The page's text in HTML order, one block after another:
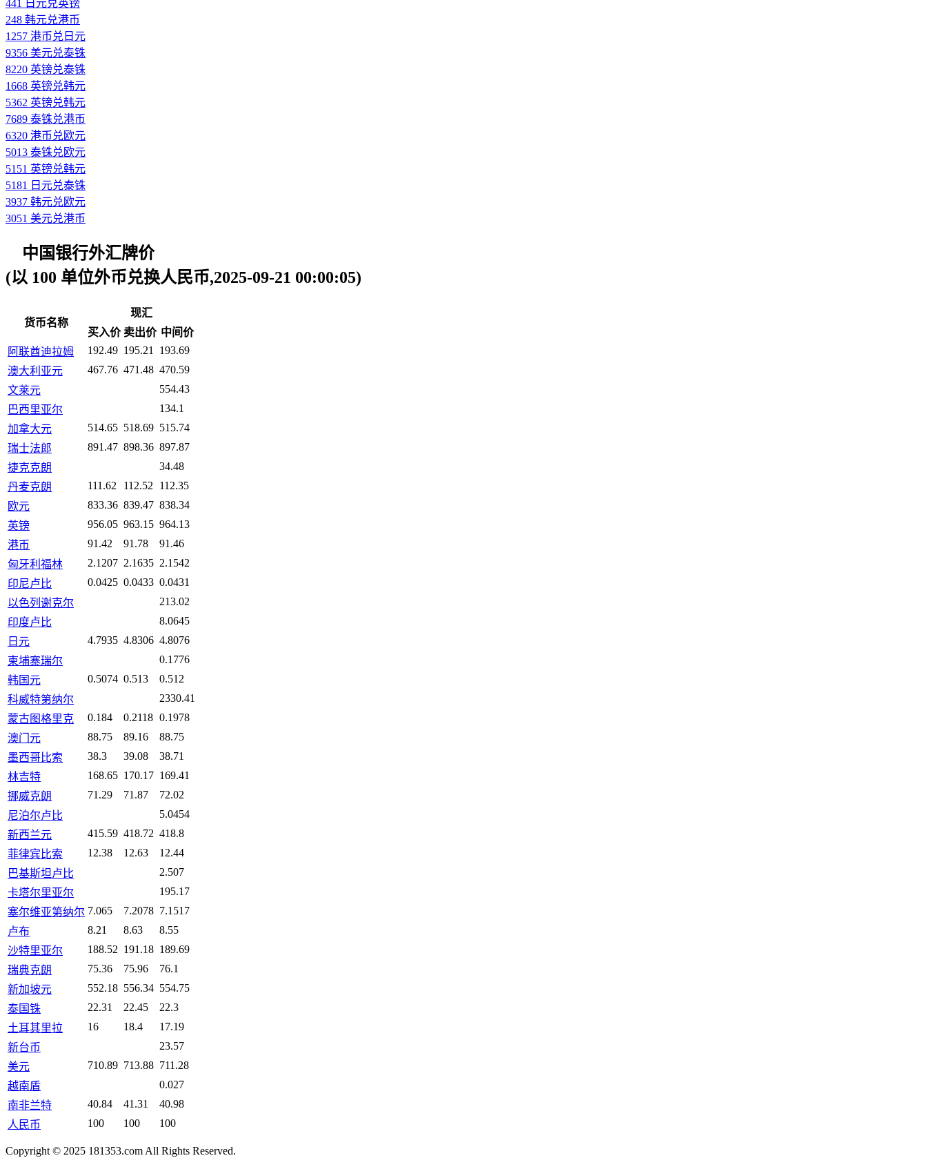
441 日元兑英镑
248 韩元兑港币
1257 港币兑日元
9356 美元兑泰铢
8220 英镑兑泰铢
1668 英镑兑韩元
5362 英镑兑韩元
7689 泰铢兑港币
6320 港币兑欧元
5013 泰铢兑欧元
5151 英镑兑韩元
5181 日元兑泰铢
3937 韩元兑欧元
3051 美元兑港币
中国银行外汇牌价
(以 100 单位外币兑换人民币,2025-09-21 00:00:05)
货币名称
现汇
买入价 卖出价 中间价
阿联酋迪拉姆
192.49 195.21
193.69
澳大利亚元
467.76 471.48 470.59
文莱元
554.43
巴西里亚尔
134.1
加拿大元
514.65 518.69 515.74
瑞士法郎
891.47 898.36 897.87
捷克克朗
34.48
丹麦克朗
111.62 112.52
112.35
欧元
833.36 839.47 838.34
英镑
956.05 963.15 964.13
港币
91.42 91.78
91.46
匈牙利福林
2.1207 2.1635 2.1542
印尼卢比
0.0425 0.0433 0.0431
以色列谢克尔
213.02
印度卢比
8.0645
日元
4.7935 4.8306 4.8076
柬埔寨瑞尔
0.1776
韩国元
0.5074 0.513
0.512
科威特第纳尔
2330.41
蒙古图格里克
0.184 0.2118 0.1978
澳门元
88.75 89.16
88.75
墨西哥比索
38.3 39.08
38.71
林吉特
168.65 170.17 169.41
挪威克朗
71.29 71.87
72.02
尼泊尔卢比
5.0454
新西兰元
415.59 418.72 418.8
菲律宾比索
12.38 12.63
12.44
巴基斯坦卢比
2.507
卡塔尔里亚尔
195.17
塞尔维亚第纳尔 7.065 7.2078 7.1517
卢布
8.21 8.63
8.55
沙特里亚尔
188.52 191.18 189.69
瑞典克朗
75.36 75.96
76.1
新加坡元
552.18 556.34 554.75
泰国铢
22.31 22.45
22.3
土耳其里拉
16 18.4
17.19
新台币
23.57
美元
710.89 713.88 711.28
越南盾
0.027
南非兰特
40.84 41.31
40.98
人民币
100 100 100
Copyright © 2025 181353.com All Rights Reserved.